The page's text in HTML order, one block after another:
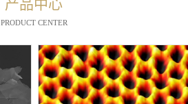
产品中心
PRODUCT CENTER